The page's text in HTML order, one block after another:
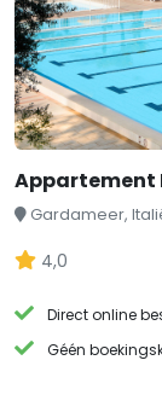
Appartement
Gardameer,
4,0
Direct online
Géén